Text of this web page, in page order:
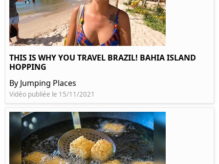
THIS IS WHY YOU TRAVEL BRAZIL! BAHIA ISLAND
HOPPING
By Jumping Places
Vidéo publiée le 15/11/2021